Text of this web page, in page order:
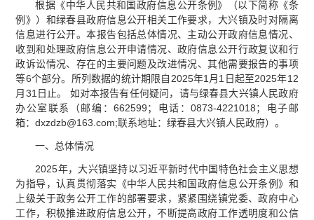
根据《中华人民共和国政府信息公开条例》（以下简称《条
例》）和绿春县政府信息公开相关工作要求，大兴镇及时对隔离
信息进行公开。本报告包括总体情况、主动公开政府信息情况、
收到和处理政府信息公开申请情况、政府信息公开行政复议和行
政诉讼情况、存在的主要问题及改进情况、其他需要报告的事项
等6个部分。所列数据的统计期限自2025年1月1日起至2025年12
月31日止。 如对本报告有任何疑问，请与绿春县大兴镇人民政府
办公室联系（邮编：662599；电话：0873-4221018；电子邮
箱：dxzdzb@163.com;联系地址：绿春县大兴镇人民政府）。
一、总体情况
2025年，大兴镇坚持以习近平新时代中国特色社会主义思想
为指导，认真贯彻落实《中华人民共和国政府信息公开条例》和
上级关于政务公开工作的部署要求，紧紧围绕镇党委、政府中心
工作，积极推进政府信息公开，不断提高政府工作透明度和公信